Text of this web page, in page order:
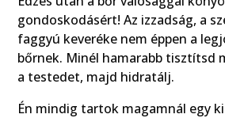
gondoskodásért! Az izzadság, a
faggyú keveréke nem éppen a
bőrnek. Minél hamarabb tisztítsd
a testedet, majd hidratálj.
Én mindig tartok magamnál egy